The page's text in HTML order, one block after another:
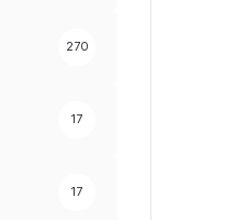
270
17
17